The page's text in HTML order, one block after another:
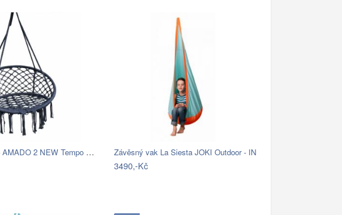
Závěsné křeslo AMADO 2 NEW Tempo Kondela Závěsný vak La Siesta JOKI Outdoor - IN
3490,-Kč